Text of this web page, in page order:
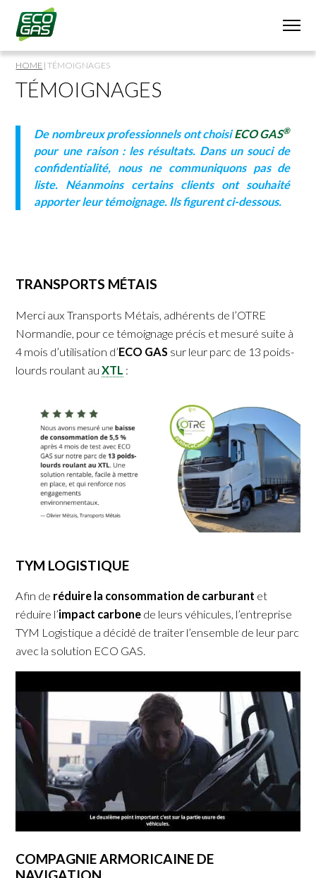
TÉMOIGNAGES
De nombreux professionnels ont choisiECO GAS®
pour une raison : les résultats. Dans un souci de
confidentialité, nous ne communiquons pas de
liste. Néanmoins certains clients ont souhaité
apporter leur témoignage. Ils figurent ci-dessous.
HOME |TÉMOIGNAGES
TRANSPORTS MÉTAIS
Merci aux Transports Métais, adhérents de l’OTRE
Normandie, pour ce témoignage précis et mesuré suite à
4 mois d’utilisation d’ECO GAS sur leur parc de 13 poids-
lourds roulant auXTL :
TYM LOGISTIQUE
Afin de réduire la consommation de carburant et
réduire l’impact carbone de leurs véhicules, l’entreprise
TYM Logistique a décidé de traiter l’ensemble de leur parc
avec la solution ECO GAS.
COMPAGNIE ARMORICAINE DE